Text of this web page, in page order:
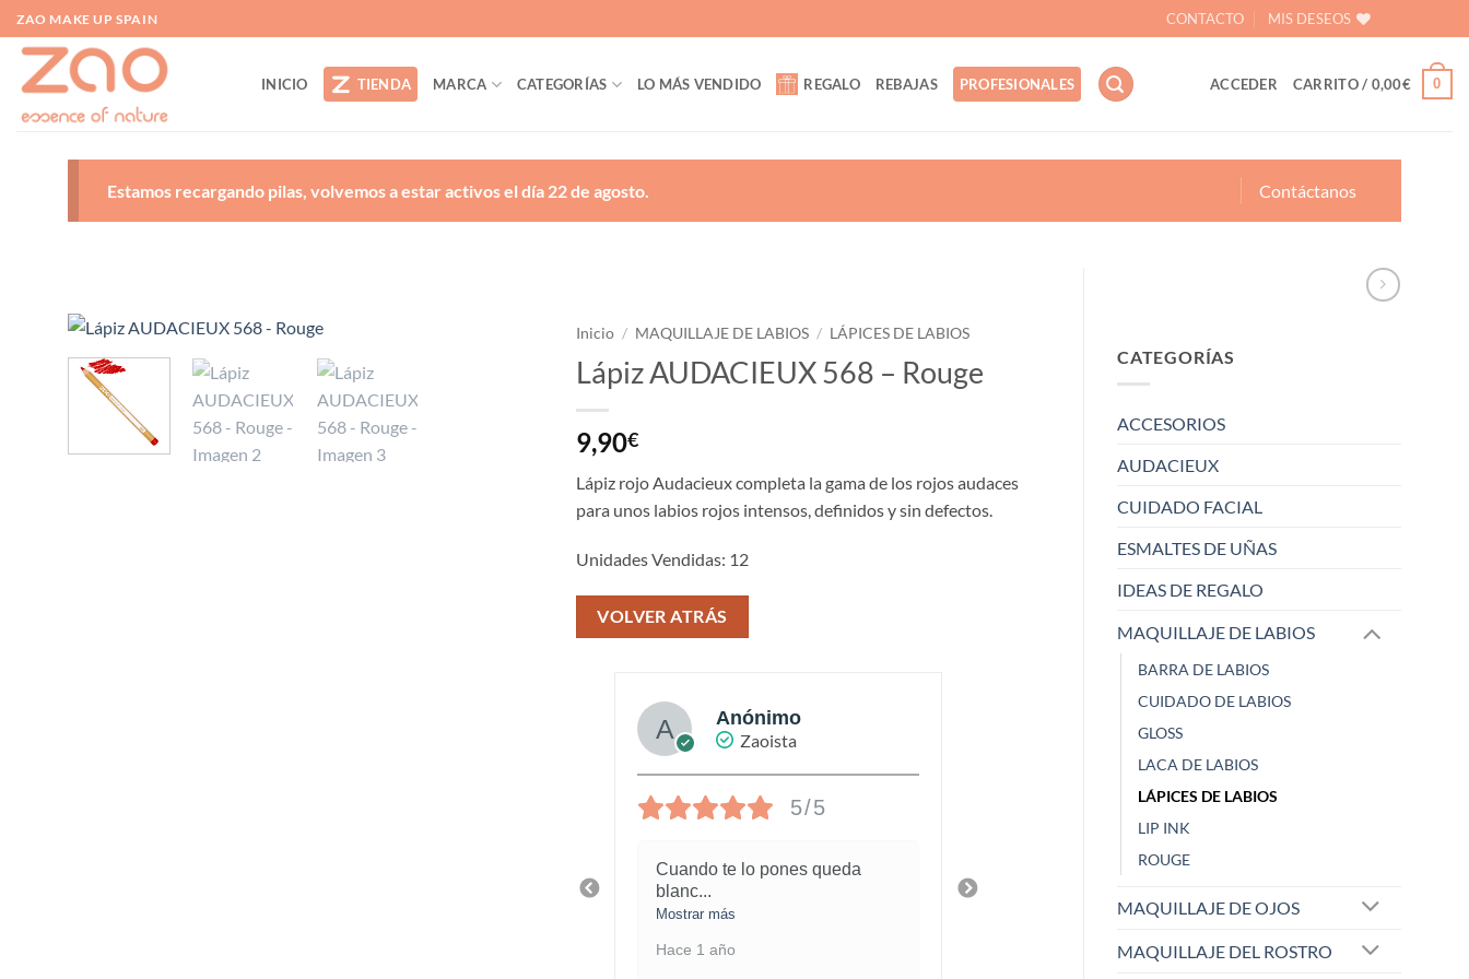
Saltar
al
contenido
ZAO MAKE UP SPAIN CONTACTO MIS DESEOS
INICIO TIENDA MARCA CATEGORÍAS LO MÁS VENDIDO REGALO REBAJAS PROFESIONALES ACCEDER CARRITO / 0,00€ 0
Contáctanos
Estamos recargando pilas, volvemos a estar activos el día 22 de agosto.
CATEGORÍAS
ACCESORIOS
AUDACIEUX
CUIDADO FACIAL
ESMALTES DE UÑAS
IDEAS DE REGALO
MAQUILLAJE DE LABIOS
BARRA DE LABIOS
CUIDADO DE LABIOS
GLOSS
LACA DE LABIOS
LÁPICES DE LABIOS
LIP INK
ROUGE
MAQUILLAJE DE OJOS
MAQUILLAJE DEL ROSTRO
Inicio / MAQUILLAJE DE LABIOS / LÁPICES DE LABIOS
Lápiz AUDACIEUX 568 – Rouge
9,90€
Lápiz rojo Audacieux completa la gama de los rojos audaces
para unos labios rojos intensos, definidos y sin defectos.
Unidades Vendidas: 12
VOLVER ATRÁS
Anónimo
Zaoista
5/5
Cuando te lo pones queda
blanc...
Mostrar más
Hace 1 año
Zaoista
5/5
¡Este sacapuntas es una
Mostrar más
Hace 1 año